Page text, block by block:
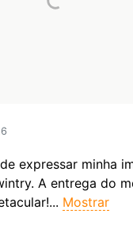
expressar minha
A entrega do
Mostrar